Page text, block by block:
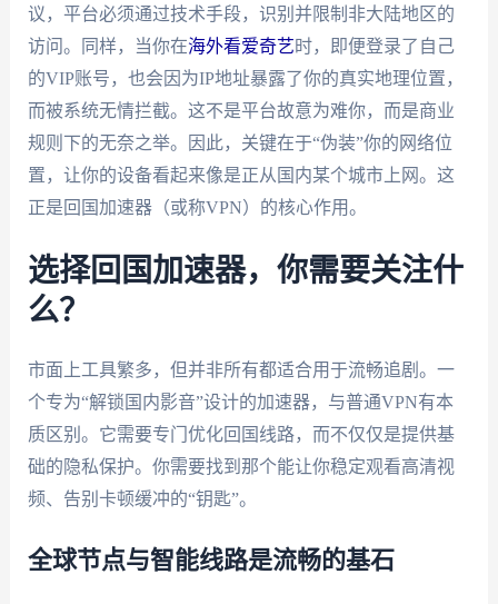
议，平台必须通过技术手段，识别并限制非大陆地区的
访问。同样，当你在海外看爱奇艺时，即便登录了自己
的VIP账号，也会因为IP地址暴露了你的真实地理位置，
而被系统无情拦截。这不是平台故意为难你，而是商业
规则下的无奈之举。因此，关键在于“伪装”你的网络位
置，让你的设备看起来像是正从国内某个城市上网。这
正是回国加速器（或称VPN）的核心作用。
选择回国加速器，你需要关注什
么？
市面上工具繁多，但并非所有都适合用于流畅追剧。一
个专为“解锁国内影音”设计的加速器，与普通VPN有本
质区别。它需要专门优化回国线路，而不仅仅是提供基
础的隐私保护。你需要找到那个能让你稳定观看高清视
频、告别卡顿缓冲的“钥匙”。
全球节点与智能线路是流畅的基石